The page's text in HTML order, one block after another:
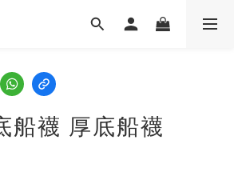
船襪 厚底船襪